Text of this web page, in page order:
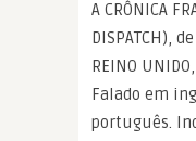
A CRÔNICA
DISPATCH),
REINO
Falado em
português.